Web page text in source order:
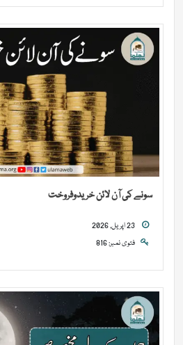
سونے کی آن لائن خریدوفروخت
فتوی نمبر: 816